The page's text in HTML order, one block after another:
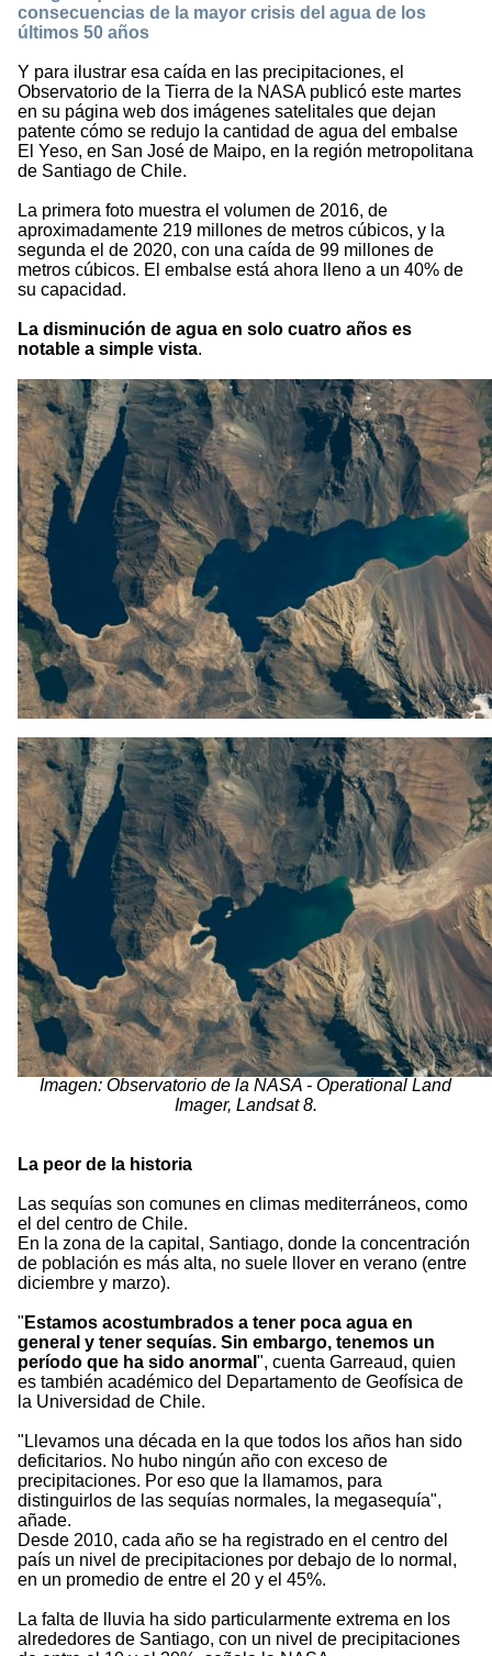
consecuencias de la mayor crisis del agua de los
últimos 50 años
Y para ilustrar esa caída en las precipitaciones, el
Observatorio de la Tierra de la NASA publicó este martes
en su página web dos imágenes satelitales que dejan
patente cómo se redujo la cantidad de agua del embalse
El Yeso, en San José de Maipo, en la región metropolitana
de Santiago de Chile.
La primera foto muestra el volumen de 2016, de
aproximadamente 219 millones de metros cúbicos, y la
segunda el de 2020, con una caída de 99 millones de
metros cúbicos. El embalse está ahora lleno a un 40% de
su capacidad.
La disminución de agua en solo cuatro años es
notable a simple vista.
Imagen: Observatorio de la NASA - Operational Land
Imager, Landsat 8.
La peor de la historia
Las sequías son comunes en climas mediterráneos, como
el del centro de Chile.
En la zona de la capital, Santiago, donde la concentración
de población es más alta, no suele llover en verano (entre
diciembre y marzo).
" Estamos acostumbrados a tener poca agua en
general y tener sequías. Sin embargo, tenemos un
período que ha sido anormal ", cuenta Garreaud, quien
es también académico del Departamento de Geofísica de
la Universidad de Chile.
"Llevamos una década en la que todos los años han sido
deficitarios. No hubo ningún año con exceso de
precipitaciones. Por eso que la llamamos, para
distinguirlos de las sequías normales, la megasequía",
añade.
Desde 2010, cada año se ha registrado en el centro del
país un nivel de precipitaciones por debajo de lo normal,
en un promedio de entre el 20 y el 45%.
La falta de lluvia ha sido particularmente extrema en los
alrededores de Santiago, con un nivel de precipitaciones